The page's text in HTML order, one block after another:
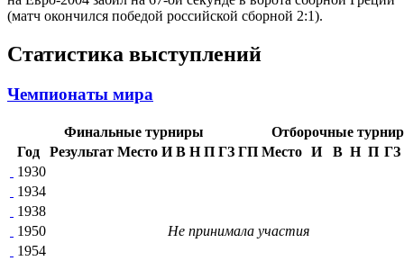
(матч окончился победой российской сборной 2:1).
Статистика выступлений
Чемпионаты мира
Финальные турниры
Отборочные
Год
Результат Место И В Н П ГЗ ГП Место И В Н П ГЗ
1930
Не принимала участия
1934
1938
1950
1954